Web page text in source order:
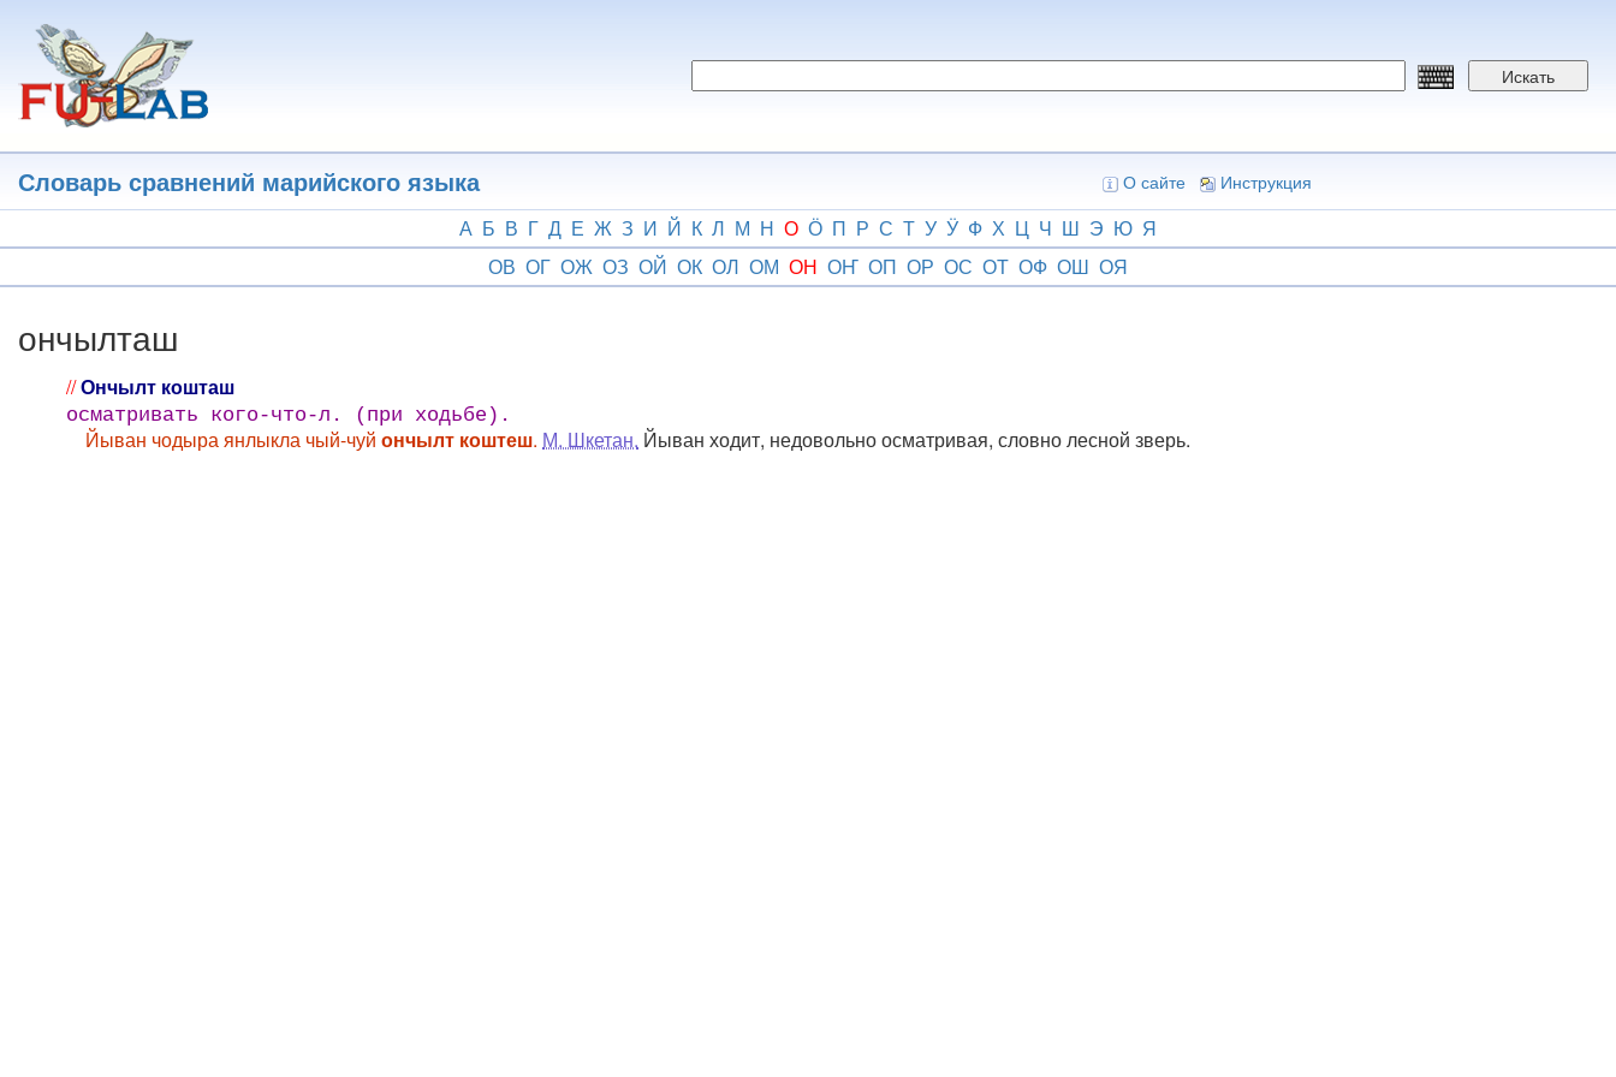
основному
содержанию
Искать
Словарь сравнений марийского языка О сайте Инструкция
А Б В Г Д Е Ж З И Й К Л М Н О Ӧ П Р С Т У Ӱ Ф Х Ц Ч Ш Э Ю Я
ОВ ОГ ОЖ ОЗ ОЙ ОК ОЛ ОМ ОН ОҤ ОП ОР ОС ОТ ОФ ОШ ОЯ
ончылташ
//Ончылт кошташ
осматривать кого-что-л. (при ходьбе).
Йыван чодыра янлыкла чый-чуй ончылт коштеш. М. Шкетан. Йыван ходит, недовольно осматривая, словно лесной зверь.